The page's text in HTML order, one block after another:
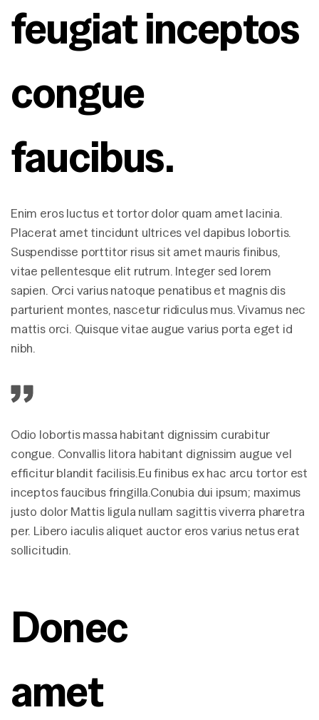
feugiat inceptos
congue
faucibus.
Enim eros luctus et tortor dolor quam amet lacinia.
Placerat amet tincidunt ultrices vel dapibus lobortis.
Suspendisse porttitor risus sit amet mauris finibus,
vitae pellentesque elit rutrum. Integer sed lorem
sapien. Orci varius natoque penatibus et magnis dis
parturient montes, nascetur ridiculus mus. Vivamus nec
mattis orci. Quisque vitae augue varius porta eget id
nibh.
Odio lobortis massa habitant dignissim curabitur
congue. Convallis litora habitant dignissim augue vel
efficitur blandit facilisis.Eu finibus ex hac arcu tortor est
inceptos faucibus fringilla.Conubia dui ipsum; maximus
justo dolor Mattis ligula nullam sagittis viverra pharetra
per. Libero iaculis aliquet auctor eros varius netus erat
sollicitudin.
Donec
amet